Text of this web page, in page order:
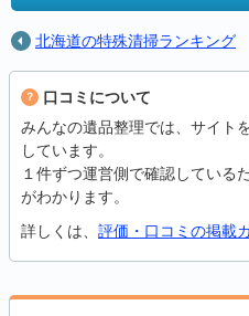
北海道の特殊清掃ランキング
口コミについて
みんなの遺品整理では、サイト
しています。
１件ずつ運営側で確認している
がわかります。
詳しくは、 評価・口コミの掲載